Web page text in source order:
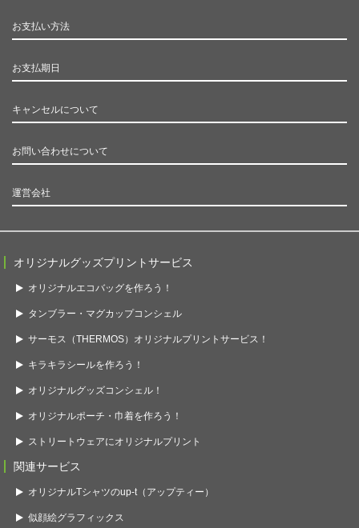
お支払い方法
お支払期日
キャンセルについて
お問い合わせについて
運営会社
オリジナルグッズプリントサービス
オリジナルエコバッグを作ろう！
タンブラー・マグカップコンシェル
サーモス（THERMOS）オリジナルプリントサービス！
キラキラシールを作ろう！
オリジナルグッズコンシェル！
オリジナルポーチ・巾着を作ろう！
ストリートウェアにオリジナルプリント
関連サービス
オリジナルTシャツのup-t（アップティー）
似顔絵グラフィックス